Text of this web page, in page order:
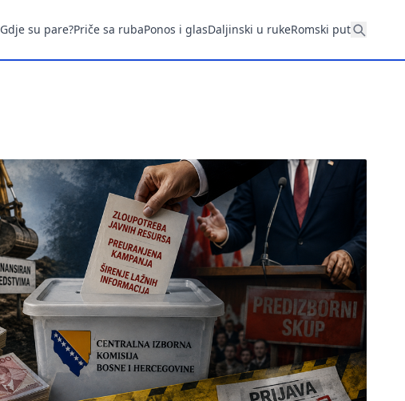
Gdje su pare?Priče sa rubaPonos i glasDaljinski u rukeRomski put